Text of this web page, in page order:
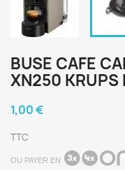
BUSE CAFE
XN250
1,00 €
TTC
OU PAYER EN